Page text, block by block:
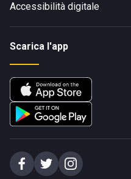
Accessibilità digitale
Scarica l'app